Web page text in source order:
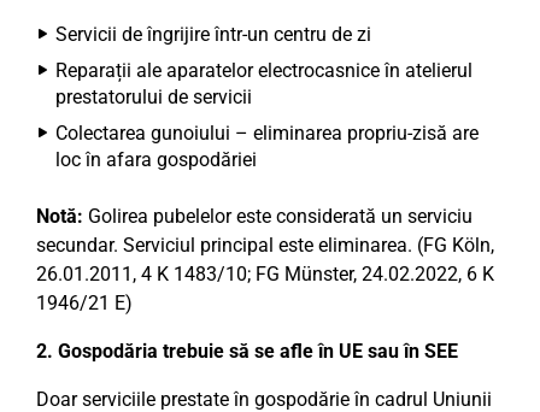
Servicii de îngrijire într-un centru de zi
Reparații ale aparatelor electrocasnice în atelierul
prestatorului de servicii
Colectarea gunoiului – eliminarea propriu-zisă are
loc în afara gospodăriei
Notă: Golirea pubelelor este considerată un serviciu
secundar. Serviciul principal este eliminarea. (FG Köln,
26.01.2011, 4 K 1483/10; FG Münster, 24.02.2022, 6 K
1946/21 E)
2. Gospodăria trebuie să se afle în UE sau în SEE
Doar serviciile prestate în gospodărie în cadrul Uniunii